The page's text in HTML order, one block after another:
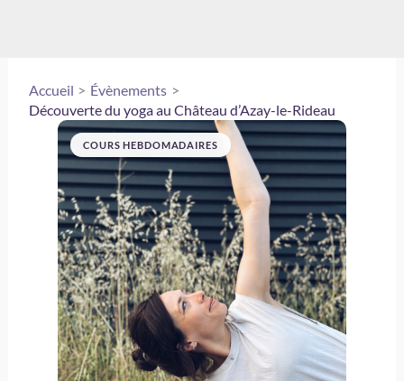
Accueil
Évènements
Découverte du yoga au Château d’Azay-le-Rideau
COURS HEBDOMADAIRES